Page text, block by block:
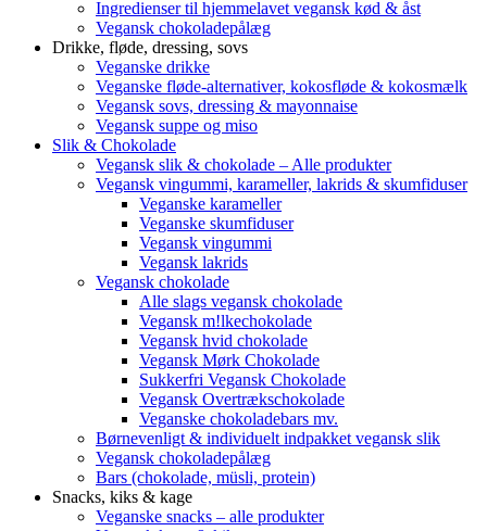
Ingredienser til hjemmelavet vegansk kød & åst
Vegansk chokoladepålæg
Drikke, fløde, dressing, sovs
Veganske drikke
Veganske fløde-alternativer, kokosfløde & kokosmælk
Vegansk sovs, dressing & mayonnaise
Vegansk suppe og miso
Slik & Chokolade
Vegansk slik & chokolade – Alle produkter
Vegansk vingummi, karameller, lakrids & skumfiduser
Veganske karameller
Veganske skumfiduser
Vegansk vingummi
Vegansk lakrids
Vegansk chokolade
Alle slags vegansk chokolade
Vegansk m!lkechokolade
Vegansk hvid chokolade
Vegansk Mørk Chokolade
Sukkerfri Vegansk Chokolade
Vegansk Overtrækschokolade
Veganske chokoladebars mv.
Børnevenligt & individuelt indpakket vegansk slik
Vegansk chokoladepålæg
Bars (chokolade, müsli, protein)
Snacks, kiks & kage
Veganske snacks – alle produkter